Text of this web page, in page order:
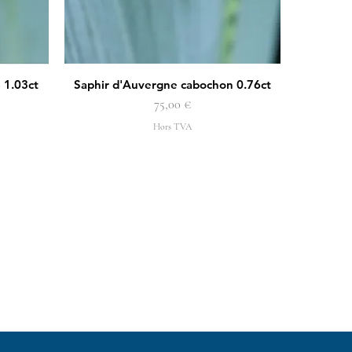
1.03ct Aperçu rapide
Saphir d'Auvergne cabochon 0.76ct
Prix
75,00 €
Hors TVA